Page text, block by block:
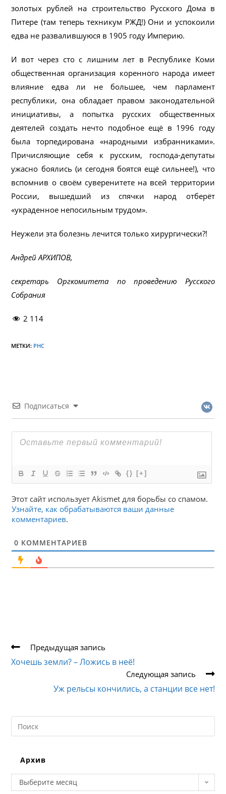
золотых рублей на строительство Русского Дома в
Питере (там теперь техникум РЖД!) Они и успокоили
едва не развалившуюся в 1905 году Империю.
И вот через сто с лишним лет в Республике Коми
общественная организация коренного народа имеет
влияние едва ли не большее, чем парламент
республики, она обладает правом законодательной
инициативы, а попытка русских общественных
деятелей создать нечто подобное ещё в 1996 году
была торпедирована «народными избранниками».
Причисляющие себя к русским, господа-депутаты
ужасно боялись (и сегодня боятся ещё сильнее!), что
вспомнив о своём суверенитете на всей территории
России, вышедший из спячки народ отберёт
«украденное непосильным трудом».
Неужели эта болезнь лечится только хирургически?!
Андрей АРХИПОВ,
секретарь Оргкомитета по проведению Русского
Собрания
2 114
МЕТКИ: РНС
Подписаться
{} [+]
Этот сайт использует Akismet для борьбы со спамом.
Узнайте, как обрабатываются ваши данные
комментариев.
0 КОММЕНТАРИЕВ
Еще
статьи
Предыдущая запись
Хочешь земли? – Ложись в неё!
Следующая запись
Уж рельсы кончились, а станции все нет!
Search
this
Архив
Архив
Выберите месяц